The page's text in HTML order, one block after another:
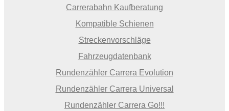
Carrerabahn Kaufberatung
Kompatible Schienen
Streckenvorschläge
Fahrzeugdatenbank
Rundenzähler Carrera Evolution
Rundenzähler Carrera Universal
Rundenzähler Carrera Go!!!